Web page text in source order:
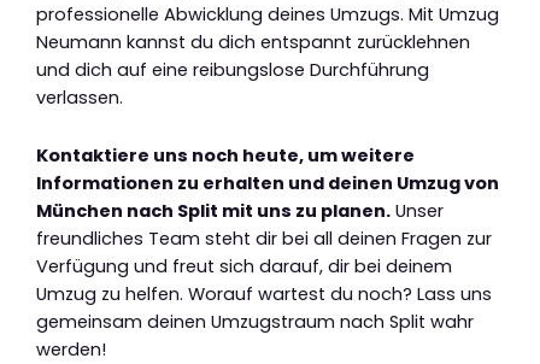
professionelle Abwicklung deines Umzugs. Mit Umzug
Neumann kannst du dich entspannt zurücklehnen
und dich auf eine reibungslose Durchführung
verlassen.
Kontaktiere uns noch heute, um weitere
Informationen zu erhalten und deinen Umzug von
München nach Split mit uns zu planen. Unser
freundliches Team steht dir bei all deinen Fragen zur
Verfügung und freut sich darauf, dir bei deinem
Umzug zu helfen. Worauf wartest du noch? Lass uns
gemeinsam deinen Umzugstraum nach Split wahr
werden!